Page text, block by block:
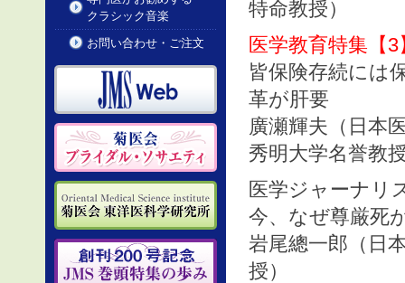
クラシック音楽
お問い合わせ・ご注文
特命教授）
医学教育特集【3
皆保険存続には
革が肝要
廣瀬輝夫（日本
秀明大学名誉教
医学ジャーナリ
今、なぜ尊厳死
岩尾總一郎（日
授）